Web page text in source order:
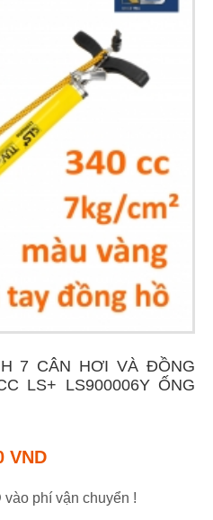
7 CÂN HƠI VÀ ĐỒNG
LS+ LS900006Y ỐNG
VND
vào phí vận chuyển !